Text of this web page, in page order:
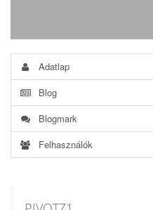
Adatlap
Blog
Blogmark
Felhasználók